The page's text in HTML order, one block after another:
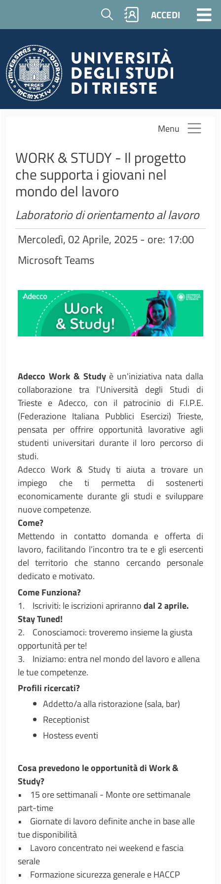
Salta al contenuto principale
Cerca ACCEDI
Menu
WORK & STUDY - Il progetto
che supporta i giovani nel
mondo del lavoro
Laboratorio di orientamento al lavoro
Mercoledì, 02 Aprile, 2025 - ore: 17:00
Microsoft Teams
Adecco Work & Studyè un'iniziativa nata dalla
collaborazione tra l'Università degli Studi di
Trieste e Adecco, con il patrocinio di F.I.P.E.
(Federazione Italiana Pubblici Esercizi) Trieste,
pensata per offrire opportunità lavorative agli
studenti universitari durante il loro percorso di
studi.
Adecco Work & Study ti aiuta a trovare un
impiego che ti permetta di sostenerti
economicamente durante gli studi e sviluppare
nuove competenze.
Come?
Mettendo in contatto domanda e offerta di
lavoro, facilitando l’incontro tra te e gli esercenti
del territorio che stanno cercando personale
dedicato e motivato.
Come Funziona?
1. Iscriviti: le iscrizioni aprirannodal 2 aprile.
Stay Tuned!
2. Conosciamoci: troveremo insieme la giusta
opportunità per te!
3. Iniziamo: entra nel mondo del lavoro e allena
le tue competenze.
Profili ricercati?
Addetto/a alla ristorazione (sala, bar)
Receptionist
Hostess eventi
Cosa prevedono le opportunità di Work &
Study?
• 15 ore settimanali - Monte ore settimanale
part-time
• Giornate di lavoro definite anche in base alle
tue disponibilità
• Lavoro concentrato nei weekend e fascia
serale
• Formazione sicurezza generale e HACCP